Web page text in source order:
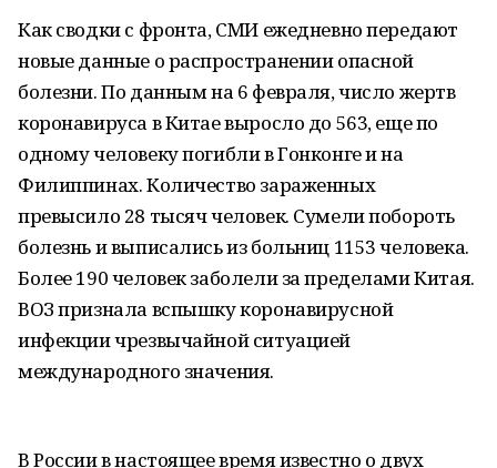
Как сводки с фронта, СМИ ежедневно передают
новые данные о распространении опасной
болезни. По данным на 6 февраля, число жертв
коронавируса в Китае выросло до 563, еще по
одному человеку погибли в Гонконге и на
Филиппинах. Количество зараженных
превысило 28 тысяч человек. Сумели побороть
болезнь и выписались из больниц 1153 человека.
Более 190 человек заболели за пределами Китая.
ВОЗ признала вспышку коронавирусной
инфекции чрезвычайной ситуацией
международного значения.
В России в настоящее время известно о двух